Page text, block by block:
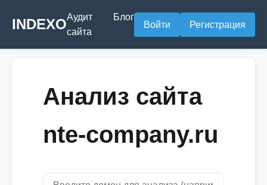
INDEXOАудит
сайта
Блог
Войти Регистрация
Анализ сайта
nte-company.ru